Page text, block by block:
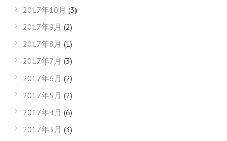
2017年10月 (3)
2017年9月 (2)
2017年8月 (1)
2017年7月 (3)
2017年6月 (2)
2017年5月 (2)
2017年4月 (6)
2017年3月 (3)